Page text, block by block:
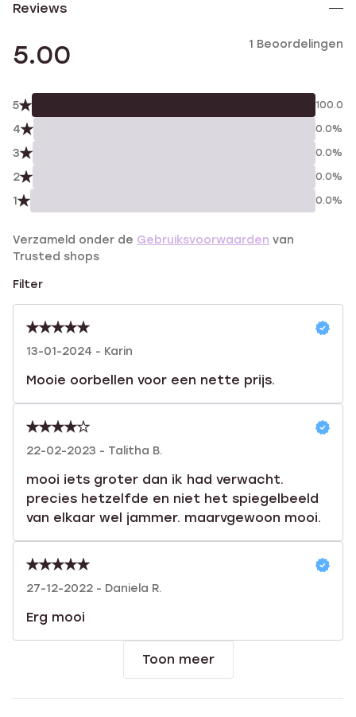
Reviews
5.00 1 Beoordelingen
5 100.0%
4 0.0%
3 0.0%
2 0.0%
1 0.0%
Verzameld onder de Gebruiksvoorwaarden van
Trusted shops
Filter
13-01-2024 - Karin
Mooie oorbellen voor een nette prijs.
22-02-2023 - Talitha B.
mooi iets groter dan ik had verwacht.
precies hetzelfde en niet het spiegelbeeld
van elkaar wel jammer. maarvgewoon mooi.
27-12-2022 - Daniela R.
Erg mooi
Toon meer